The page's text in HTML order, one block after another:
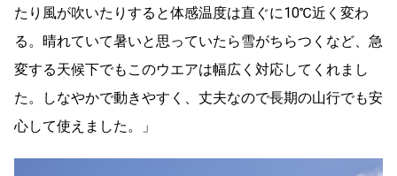
たり風が吹いたりすると体感温度は直ぐに10℃近く変わ
る。晴れていて暑いと思っていたら雪がちらつくなど、急
変する天候下でもこのウエアは幅広く対応してくれまし
た。しなやかで動きやすく、丈夫なので長期の山行でも安
心して使えました。」